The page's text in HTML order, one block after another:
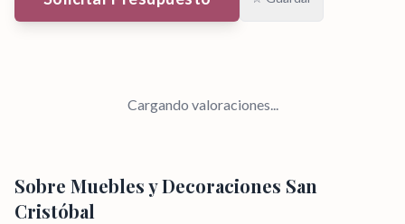
Cargando valoraciones...
Sobre Muebles y Decoraciones San
Cristóbal